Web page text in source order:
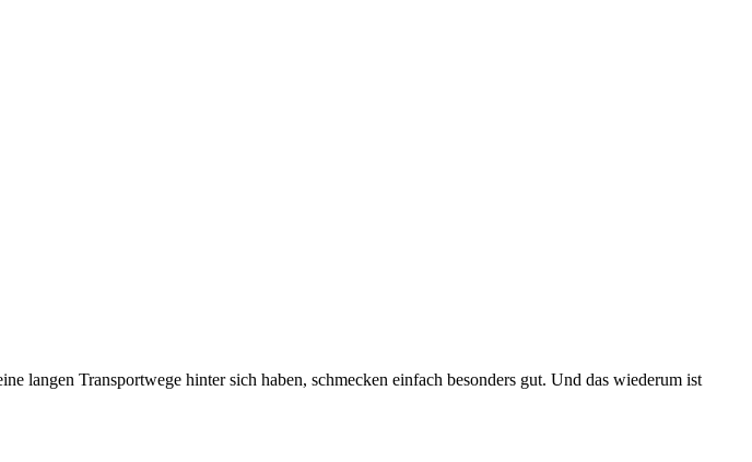
langen Transportwege hinter sich haben, schmecken einfach besonders gut. Und das wiederum ist